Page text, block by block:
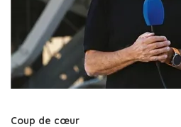
Coup de cœur